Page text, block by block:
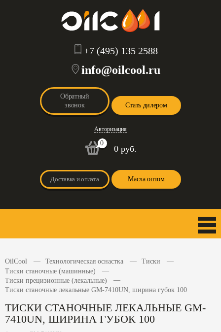
+7 (495) 135 2588
info@oilcool.ru
Обратный
звонок
Стать дилером
Авторизация
0
0 руб.
Доставка и оплата Масла оптом
OilCool Технологическая оснастка
Тиски
Тиски станочные (машинные)
Тиски прецизионные (лекальные)
Тиски станочные лекальные GM-7410UN, ширина губок 100
ТИСКИ СТАНОЧНЫЕ ЛЕКАЛЬНЫЕ GM-
7410UN, ШИРИНА ГУБОК 100